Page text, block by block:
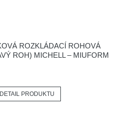
ROZKLÁDACÍ ROHOVÁ
ROH) MICHELL – MIUFORM
DETAIL PRODUKTU